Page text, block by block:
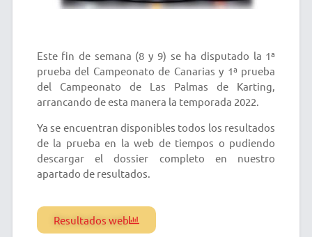
Este fin de semana (8 y 9) se ha disputado la 1ª
prueba del Campeonato de Canarias y 1ª prueba
del Campeonato de Las Palmas de Karting,
arrancando de esta manera la temporada 2022.
Ya se encuentran disponibles todos los resultados
de la prueba en la web de tiempos o pudiendo
descargar el dossier completo en nuestro
apartado de resultados.
Resultados web